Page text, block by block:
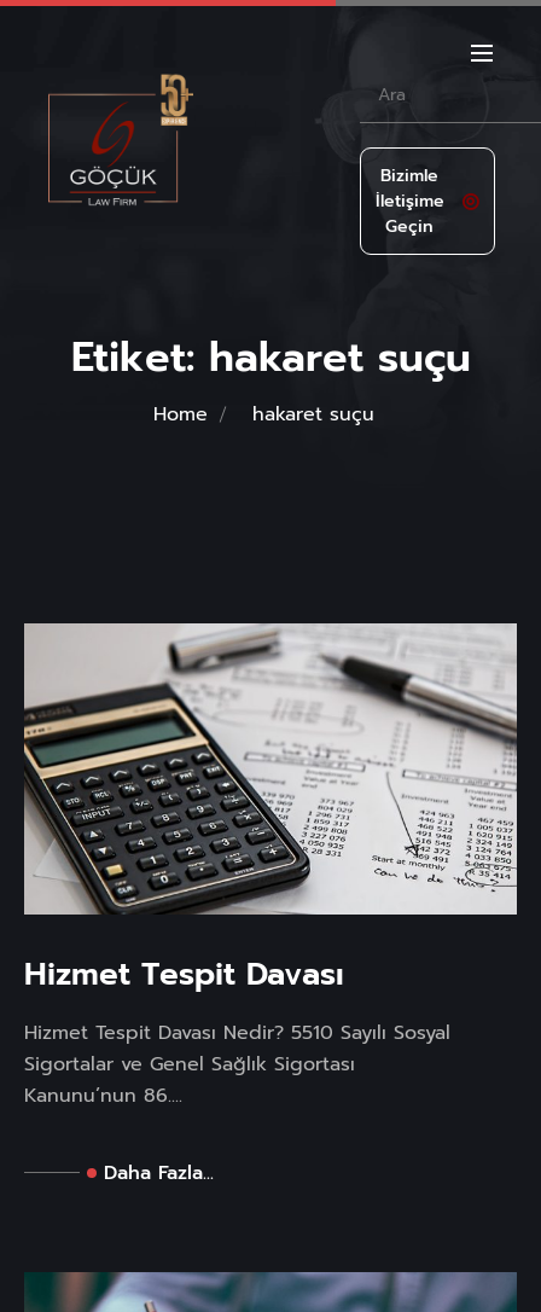
Bizimle
İletişime
Geçin
Etiket: hakaret suçu
Home hakaret suçu
Hizmet Tespit Davası
Hizmet Tespit Davası Nedir? 5510 Sayılı Sosyal
Sigortalar ve Genel Sağlık Sigortası
Kanunu’nun 86....
Daha Fazla...